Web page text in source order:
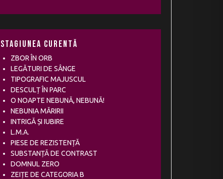
Stagiunea curentă
ZBOR ÎN ORB
LEGĂTURI DE SÂNGE
TIPOGRAFIC MAJUSCUL
DESCULȚ ÎN PARC
O NOAPTE NEBUNĂ, NEBUNĂ!
NEBUNIA MĂRIRII
INTRIGĂ ȘI IUBIRE
L.M.A.
PIESE DE REZISTENȚĂ
SUBSTANȚĂ DE CONTRAST
DOMNUL ZERO
ZEIȚE DE CATEGORIA B